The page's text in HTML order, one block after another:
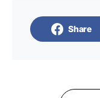
Share